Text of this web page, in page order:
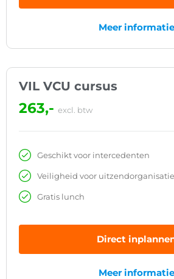
Meer informatie
VIL VCU cursus
263,- excl. btw
Geschikt voor intercedenten
Veiligheid voor
Gratis lunch
Direct
Meer informatie